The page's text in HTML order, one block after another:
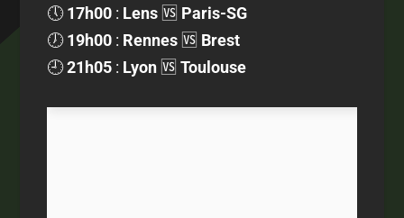
🕔17h00 : Lens 🆚 Paris-SG
🕖19h00 : Rennes 🆚 Brest
🕘21h05 : Lyon 🆚Toulouse